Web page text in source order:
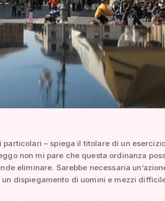
particolari – spiega il titolare di un
non mi pare che questa ordinanza
eliminare. Sarebbe necessaria
dispiegamento di uomini e mezzi